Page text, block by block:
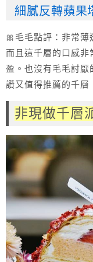
細膩反轉蘋果
🎀毛毛點評：非常薄
而且這千層的口感非
盈。也沒有毛毛討厭
讚又值得推薦的千層
非現做千層